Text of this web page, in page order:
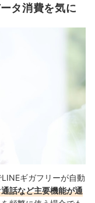
タ消費を気に
ギガフリーが自動
話など主要機能が通